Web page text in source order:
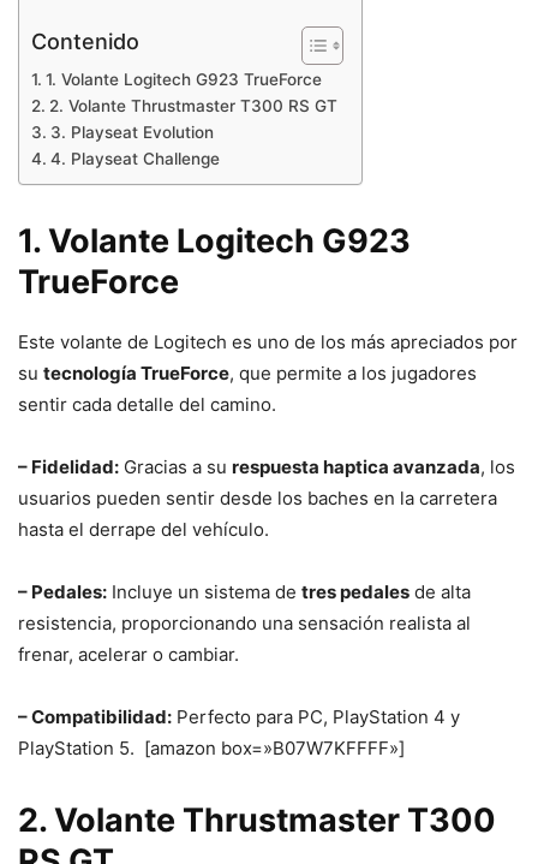
Contenido
1. Volante Logitech G923 TrueForce
2. Volante Thrustmaster T300 RS GT
3. Playseat Evolution
4. Playseat Challenge
1. Volante Logitech G923
TrueForce
Este volante de Logitech es uno de los más apreciados por
su tecnología TrueForce, que permite a los jugadores
sentir cada detalle del camino.
– Fidelidad: Gracias a su respuesta haptica avanzada, los
usuarios pueden sentir desde los baches en la carretera
hasta el derrape del vehículo.
– Pedales: Incluye un sistema de tres pedales de alta
resistencia, proporcionando una sensación realista al
frenar, acelerar o cambiar.
– Compatibilidad: Perfecto para PC, PlayStation 4 y
PlayStation 5. [amazon box=»B07W7KFFFF»]
2. Volante Thrustmaster T300